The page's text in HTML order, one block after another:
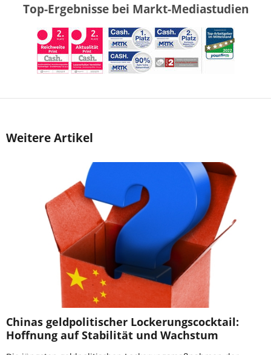
Top-Ergebnisse bei Markt-Mediastudien
Weitere Artikel
Chinas geldpolitischer Lockerungscocktail:
Hoffnung auf Stabilität und Wachstum